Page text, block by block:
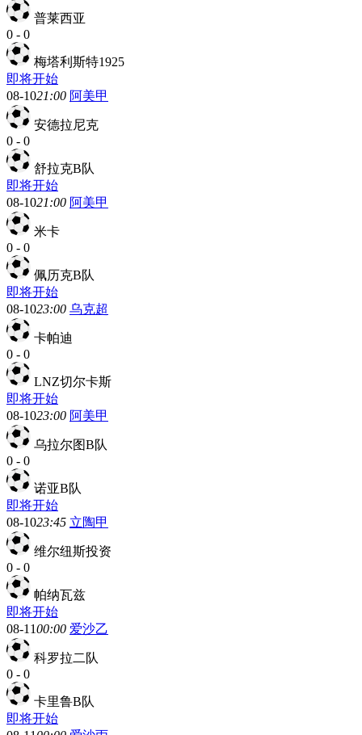
普莱西亚
0 - 0
梅塔利斯特1925
即将开始
08-1021:00 阿美甲
安德拉尼克
0 - 0
舒拉克B队
即将开始
08-1021:00 阿美甲
米卡
0 - 0
佩历克B队
即将开始
08-1023:00 乌克超
卡帕迪
0 - 0
LNZ切尔卡斯
即将开始
08-1023:00 阿美甲
乌拉尔图B队
0 - 0
诺亚B队
即将开始
08-1023:45 立陶甲
维尔纽斯投资
0 - 0
帕纳瓦兹
即将开始
08-1100:00 爱沙乙
科罗拉二队
0 - 0
卡里鲁B队
即将开始